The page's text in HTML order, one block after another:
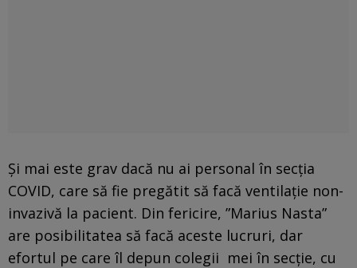
Și mai este grav dacă nu ai personal în secția
COVID, care să fie pregătit să facă ventilație non-
invazivă la pacient. Din fericire, ”Marius Nasta”
are posibilitatea să facă aceste lucruri, dar
efortul pe care îl depun colegii mei în secție, cu